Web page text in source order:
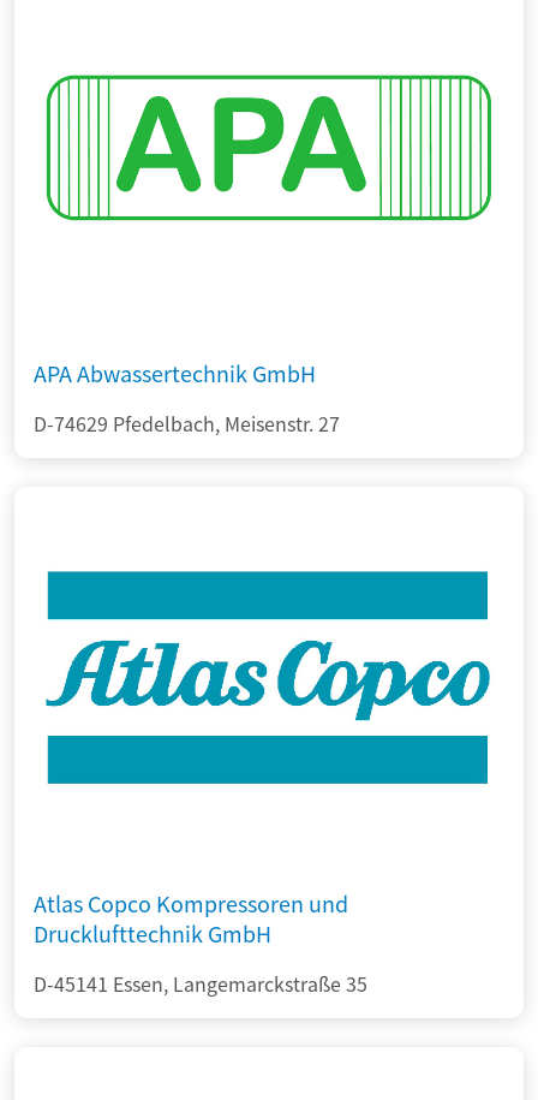
APA Abwassertechnik GmbH
D-74629 Pfedelbach, Meisenstr. 27
Atlas Copco Kompressoren und
Drucklufttechnik GmbH
D-45141 Essen, Langemarckstraße 35